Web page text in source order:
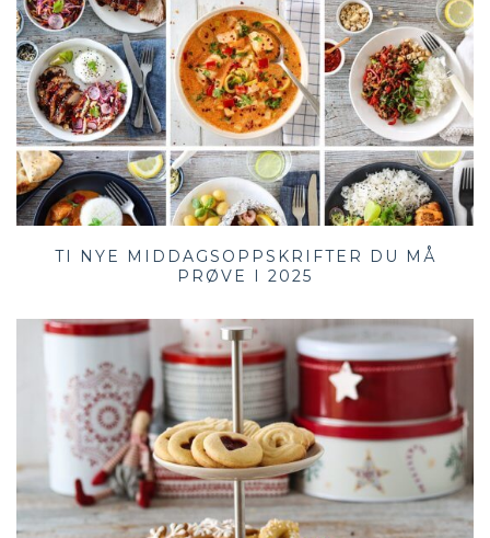
TI NYE MIDDAGSOPPSKRIFTER DU MÅ
PRØVE I 2025